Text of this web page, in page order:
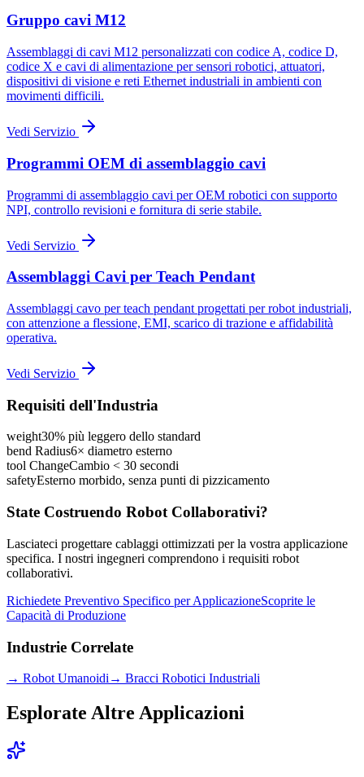
Gruppo cavi M12
Assemblaggi di cavi M12 personalizzati con codice A, codice D,
codice X e cavi di alimentazione per sensori robotici, attuatori,
dispositivi di visione e reti Ethernet industriali in ambienti con
movimenti difficili.
Vedi Servizio
Programmi OEM di assemblaggio cavi
Programmi di assemblaggio cavi per OEM robotici con supporto
NPI, controllo revisioni e fornitura di serie stabile.
Vedi Servizio
Assemblaggi Cavi per Teach Pendant
Assemblaggi cavo per teach pendant progettati per robot industriali,
con attenzione a flessione, EMI, scarico di trazione e affidabilità
operativa.
Vedi Servizio
Requisiti dell'Industria
weight30% più leggero dello standard
bend Radius6× diametro esterno
tool ChangeCambio < 30 secondi
safetyEsterno morbido, senza punti di pizzicamento
State Costruendo Robot Collaborativi?
Lasciateci progettare cablaggi ottimizzati per la vostra applicazione
specifica. I nostri ingegneri comprendono i requisiti robot
collaborativi.
Richiedete Preventivo Specifico per ApplicazioneScoprite le
Capacità di Produzione
Industrie Correlate
→ Robot Umanoidi → Bracci Robotici Industriali
Esplorate Altre Applicazioni